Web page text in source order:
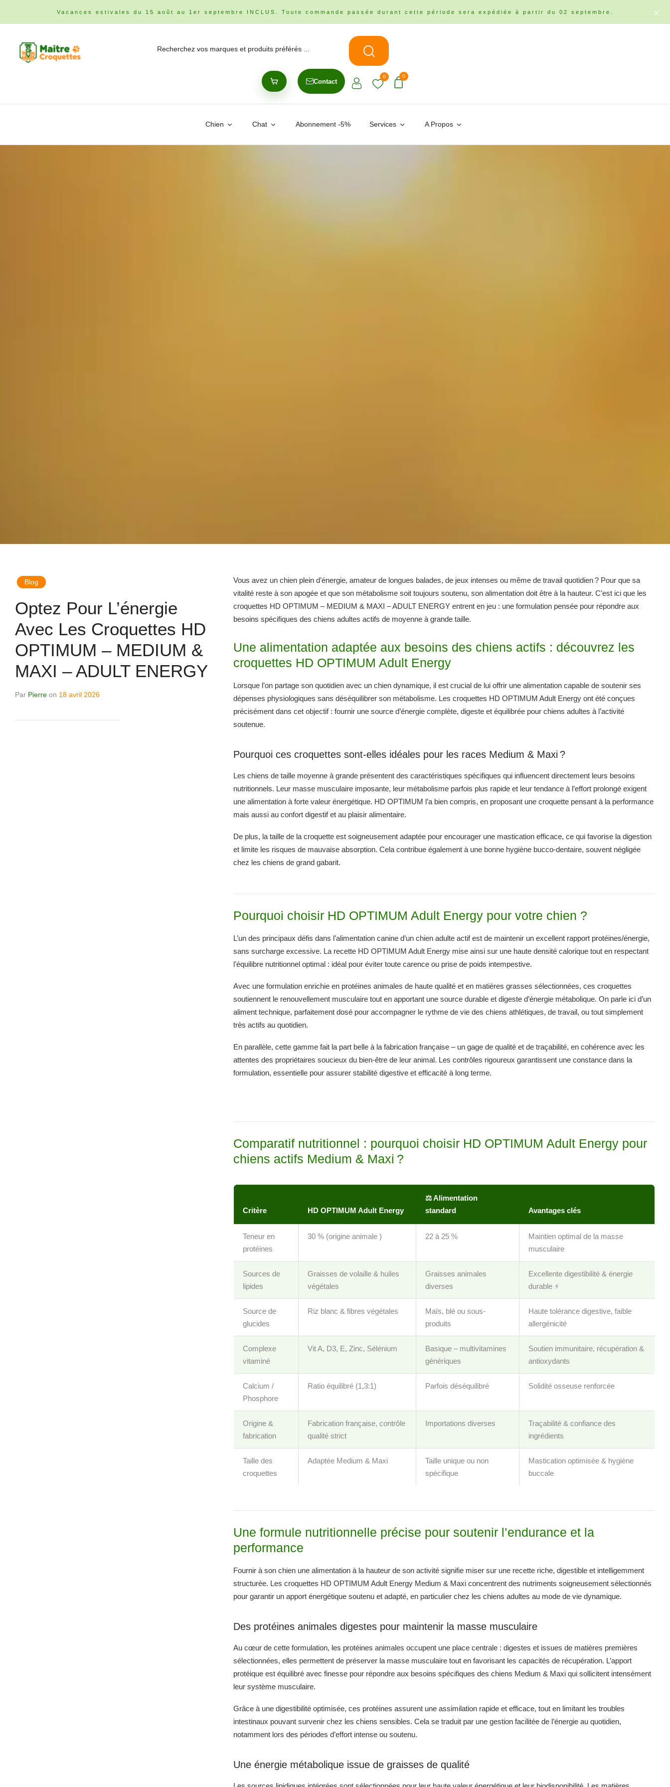
Vacances estivales du 15 août au 1er septembre INCLUS. Toute commande passée durant cette période sera expédiée à partir du 02 septembre.
Contact
0 0
Chien Chat Abonnement -5% Services A Propos
Blog
Optez Pour L’énergie
Avec Les Croquettes HD
OPTIMUM – MEDIUM &
MAXI – ADULT ENERGY
Par Pierre on 18 avril 2026
Vous avez un chien plein d’énergie, amateur de longues balades, de jeux intenses ou même de travail quotidien ? Pour que sa
vitalité reste à son apogée et que son métabolisme soit toujours soutenu, son alimentation doit être à la hauteur. C’est ici que les
croquettes HD OPTIMUM – MEDIUM & MAXI – ADULT ENERGY entrent en jeu : une formulation pensée pour répondre aux
besoins spécifiques des chiens adultes actifs de moyenne à grande taille.
Une alimentation adaptée aux besoins des chiens actifs : découvrez les
croquettes HD OPTIMUM Adult Energy
Lorsque l’on partage son quotidien avec un chien dynamique, il est crucial de lui offrir une alimentation capable de soutenir ses
dépenses physiologiques sans déséquilibrer son métabolisme. Les croquettes HD OPTIMUM Adult Energy ont été conçues
précisément dans cet objectif : fournir une source d’énergie complète, digeste et équilibrée pour chiens adultes à l’activité
soutenue.
Pourquoi ces croquettes sont-elles idéales pour les races Medium & Maxi ?
Les chiens de taille moyenne à grande présentent des caractéristiques spécifiques qui influencent directement leurs besoins
nutritionnels. Leur masse musculaire imposante, leur métabolisme parfois plus rapide et leur tendance à l’effort prolongé exigent
une alimentation à forte valeur énergétique. HD OPTIMUM l’a bien compris, en proposant une croquette pensant à la performance
mais aussi au confort digestif et au plaisir alimentaire.
De plus, la taille de la croquette est soigneusement adaptée pour encourager une mastication efficace, ce qui favorise la digestion
et limite les risques de mauvaise absorption. Cela contribue également à une bonne hygiène bucco-dentaire, souvent négligée
chez les chiens de grand gabarit.
Pourquoi choisir HD OPTIMUM Adult Energy pour votre chien ?
L’un des principaux défis dans l’alimentation canine d’un chien adulte actif est de maintenir un excellent rapport protéines/énergie,
sans surcharge excessive. La recette HD OPTIMUM Adult Energy mise ainsi sur une haute densité calorique tout en respectant
l’équilibre nutritionnel optimal : idéal pour éviter toute carence ou prise de poids intempestive.
Avec une formulation enrichie en protéines animales de haute qualité et en matières grasses sélectionnées, ces croquettes
soutiennent le renouvellement musculaire tout en apportant une source durable et digeste d’énergie métabolique. On parle ici d’un
aliment technique, parfaitement dosé pour accompagner le rythme de vie des chiens athlétiques, de travail, ou tout simplement
très actifs au quotidien.
En parallèle, cette gamme fait la part belle à la fabrication française – un gage de qualité et de traçabilité, en cohérence avec les
attentes des propriétaires soucieux du bien-être de leur animal. Les contrôles rigoureux garantissent une constance dans la
formulation, essentielle pour assurer stabilité digestive et efficacité à long terme.
Comparatif nutritionnel : pourquoi choisir HD OPTIMUM Adult Energy pour
chiens actifs Medium & Maxi ?
Critère HD OPTIMUM Adult Energy
⚖️ Alimentation
standard
Avantages clés
Teneur en
protéines
30 % (origine animale ) 22 à 25 %
Maintien optimal de la masse
musculaire
Sources de
lipides
Graisses de volaille & huiles
végétales
Graisses animales
diverses
Excellente digestibilité & énergie
durable ⚡
Source de
glucides
Riz blanc & fibres végétales
Maïs, blé ou sous-
produits
Haute tolérance digestive, faible
allergénicité
Complexe
vitaminé
Vit A, D3, E, Zinc, Sélénium
Basique – multivitamines
génériques
Soutien immunitaire, récupération &
antioxydants ️
Calcium /
Phosphore
Ratio équilibré (1,3:1) Parfois déséquilibré Solidité osseuse renforcée
Origine &
fabrication
Fabrication française, contrôle
qualité strict
Importations diverses
Traçabilité & confiance des
ingrédients
Taille des
croquettes
Adaptée Medium & Maxi
Taille unique ou non
spécifique
Mastication optimisée & hygiène
buccale
Une formule nutritionnelle précise pour soutenir l’endurance et la
performance
Fournir à son chien une alimentation à la hauteur de son activité signifie miser sur une recette riche, digestible et intelligemment
structurée. Les croquettes HD OPTIMUM Adult Energy Medium & Maxi concentrent des nutriments soigneusement sélectionnés
pour garantir un apport énergétique soutenu et adapté, en particulier chez les chiens adultes au mode de vie dynamique.
Des protéines animales digestes pour maintenir la masse musculaire
Au cœur de cette formulation, les protéines animales occupent une place centrale : digestes et issues de matières premières
sélectionnées, elles permettent de préserver la masse musculaire tout en favorisant les capacités de récupération. L’apport
protéique est équilibré avec finesse pour répondre aux besoins spécifiques des chiens Medium & Maxi qui sollicitent intensément
leur système musculaire.
Grâce à une digestibilité optimisée, ces protéines assurent une assimilation rapide et efficace, tout en limitant les troubles
intestinaux pouvant survenir chez les chiens sensibles. Cela se traduit par une gestion facilitée de l’énergie au quotidien,
notamment lors des périodes d’effort intense ou soutenu.
Une énergie métabolique issue de graisses de qualité